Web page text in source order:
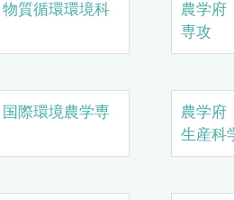
質循環環境科
農学
専攻
際環境農学専
農学
生産科